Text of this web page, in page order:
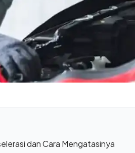
dan Cara Mengatasinya